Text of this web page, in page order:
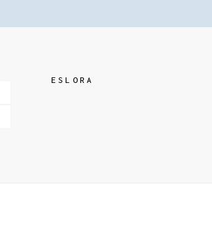
ESLORA